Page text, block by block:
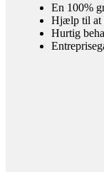
En 100%
Hjælp til at
Hurtig